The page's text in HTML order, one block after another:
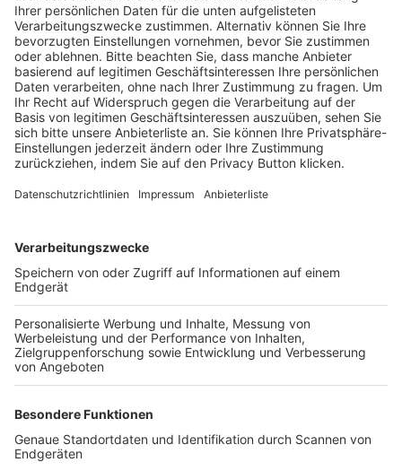
Trainerausbildung
Schulungsangebot Vereinsmitarbeiter
BFV-Geschäftsstellen
Trainerbörse
Login SpielPlus
FOLGE DEM BFV
TOP-VEREINE
TOP-PARTNER